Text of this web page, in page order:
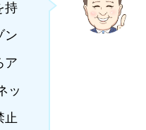
持
ン
ア
ッ
止